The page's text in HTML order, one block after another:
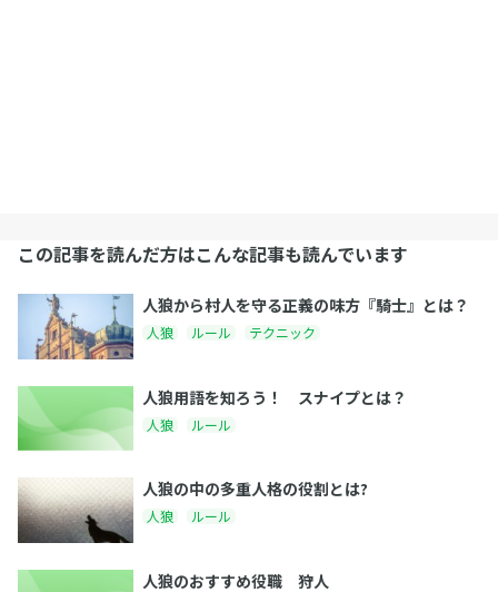
この記事を読んだ方はこんな記事も読んでいます
人狼から村人を守る正義の味方『騎士』とは？
人狼 ルール テクニック
人狼用語を知ろう！ スナイプとは？
人狼 ルール
人狼の中の多重人格の役割とは?
人狼 ルール
人狼のおすすめ役職 狩人